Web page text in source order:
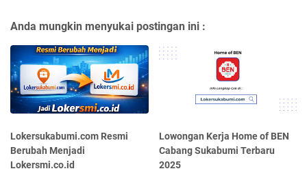
Anda mungkin menyukai postingan ini :
Lokersukabumi.com Resmi
Berubah Menjadi
Lokersmi.co.id
Lowongan Kerja Home of BEN
Cabang Sukabumi Terbaru
2025